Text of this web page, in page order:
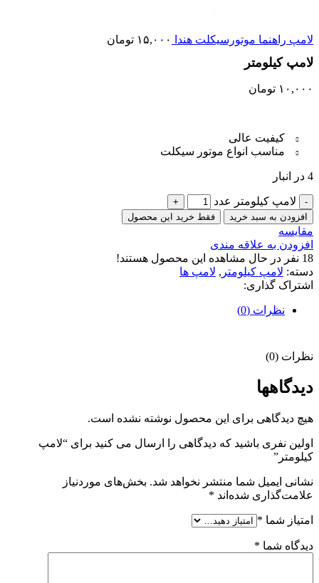
لامپ راهنما موتورسیکلت هندا ۱۵,۰۰۰ تومان
لامپ کیلومتر
۱۰,۰۰۰ تومان
کیفیت عالی
مناسب انواع موتور سیکلت
4 در انبار
لامپ کیلومتر عدد
افزودن به سبد خرید فقط خرید این محصول
مقایسه
افزودن به علاقه مندی
18 نفر در حال مشاهده این محصول هستند!
دسته: لامپ کیلومتر , لامپ ها
اشتراک گذاری:
نظرات (0)
نظرات (0)
دیدگاهها
هیچ دیدگاهی برای این محصول نوشته نشده است.
اولین نفری باشید که دیدگاهی را ارسال می کنید برای “لامپ
کیلومتر”
نشانی ایمیل شما منتشر نخواهد شد. بخش‌های موردنیاز
علامت‌گذاری شده‌اند *
امتیاز شما *
دیدگاه شما *